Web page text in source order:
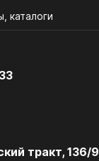
каталоги
тракт, 136/9